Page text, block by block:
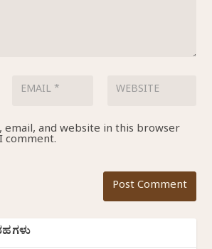
email, and website in this browser
comment.